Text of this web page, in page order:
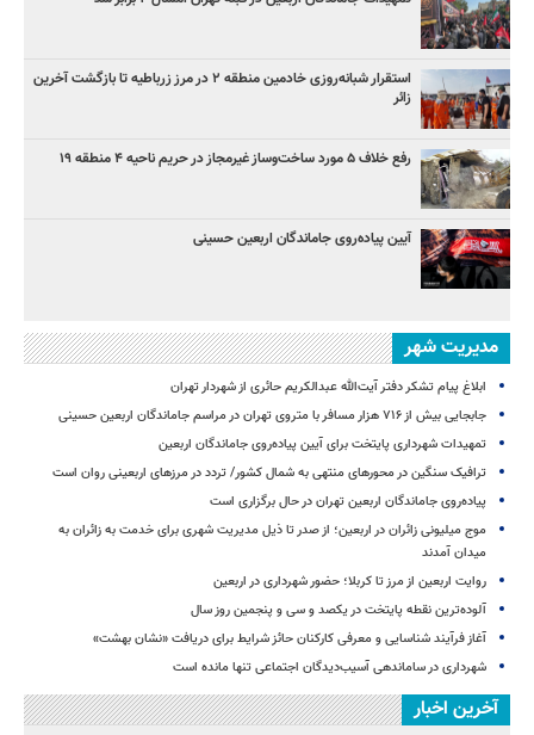
استقرار شبانه‌روزی خادمین منطقه ۲ در مرز زرباطیه تا بازگشت آخرین
زائر
رفع خلاف ۵ مورد ساخت‌وساز غیرمجاز در حریم ناحیه ۴ منطقه ۱۹
آیین پیاده‌روی جاماندگان اربعین حسینی
مدیریت شهر
ابلاغ پیام تشکر دفتر آیت‌الله عبدالکریم حائری از شهردار تهران
جابجایی بیش از ۷۱۶ هزار مسافر با متروی تهران در مراسم جاماندگان اربعین حسینی
تمهیدات شهرداری پایتخت برای آیین پیاده‌روی جاماندگان اربعین
ترافیک سنگین در محورهای منتهی به شمال کشور/ تردد در مرزهای اربعینی روان است
پیاده‌روی جاماندگان اربعین تهران در حال برگزاری است
موج میلیونی زائران در اربعین؛ از صدر تا ذیل مدیریت شهری برای خدمت به زائران به
میدان آمدند
روایت اربعین از مرز تا کربلا؛ حضور شهرداری در اربعین
آلوده‌ترین نقطه پایتخت در یکصد و سی‌ و پنجمین روز سال
آغاز فرآیند شناسایی و معرفی کارکنان حائز شرایط برای دریافت «نشان بهشت»
شهرداری در ساماندهی آسیب‌دیدگان اجتماعی تنها مانده است
آخرین اخبار